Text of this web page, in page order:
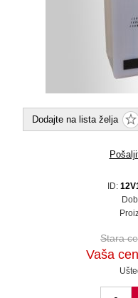
Dodajte na lista želja
ID:
Stara
Vaša